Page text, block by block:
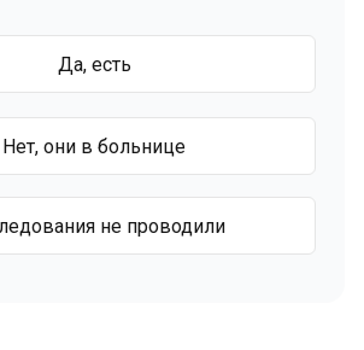
Да, есть
Нет, они в больнице
не проводили